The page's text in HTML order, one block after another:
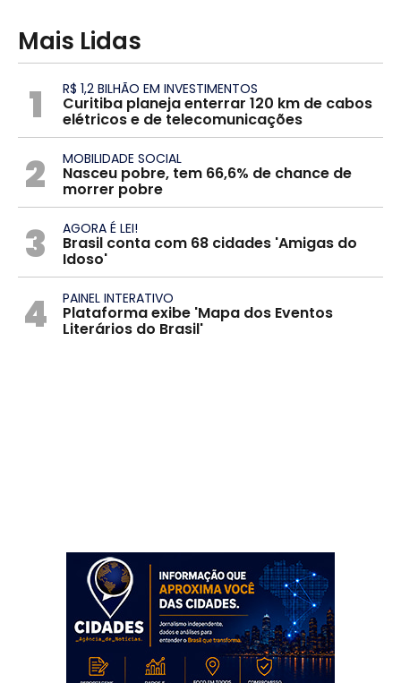
Mais Lidas
1 R$ 1,2 BILHÃO EM INVESTIMENTOS
Curitiba planeja enterrar 120 km de cabos
elétricos e de telecomunicações
2 MOBILIDADE SOCIAL
Nasceu pobre, tem 66,6% de chance de
morrer pobre
3 AGORA É LEI!
Brasil conta com 68 cidades 'Amigas do
Idoso'
4 PAINEL INTERATIVO
Plataforma exibe 'Mapa dos Eventos
Literários do Brasil'